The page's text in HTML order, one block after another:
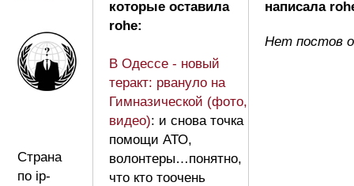
Страна
по ip-
которые оставила
rohe:
В Одессе - новый
теракт: рвануло на
Гимназической (фото,
видео): и снова точка
помощи АТО,
волонтеры…понятно,
что кто тоочень
написала
Нет постов